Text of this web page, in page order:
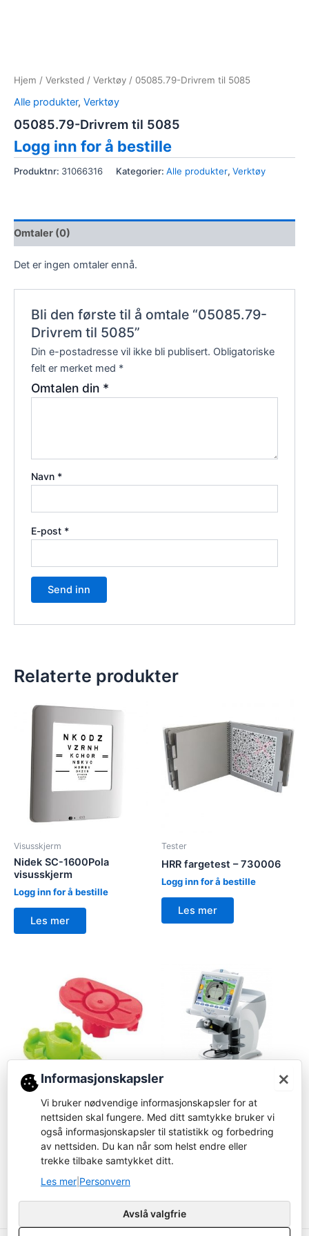
Hjem / Verksted / Verktøy / 05085.79-Drivrem til 5085
Alle produkter, Verktøy
05085.79-Drivrem til 5085
Logg inn for å bestille
Produktnr: 31066316 Kategorier: Alle produkter, Verktøy
Omtaler (0)
Det er ingen omtaler ennå.
Bli den første til å omtale “05085.79-
Drivrem til 5085”
Din e-postadresse vil ikke bli publisert. Obligatoriske
felt er merket med *
Omtalen din *
Navn *
E-post *
Relaterte produkter
Visusskjerm
Nidek SC-1600Pola
visusskjerm
Logg inn for å bestille
Les mer
Tester
HRR fargetest – 730006
Logg inn for å bestille
Les mer
Nidek Pliable cup
Logg inn for å bestille
Les mer
Nidek ICE-900 Intelligent
Blocker
Logg inn for å bestille
×
Informasjonskapsler
Vi bruker nødvendige informasjonskapsler for at
nettsiden skal fungere. Med ditt samtykke bruker vi
også informasjonskapsler til statistikk og forbedring
av nettsiden. Du kan når som helst endre eller
trekke tilbake samtykket ditt.
Les mer Personvern
Avslå valgfrie